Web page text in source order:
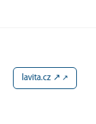
lavita.cz ↗